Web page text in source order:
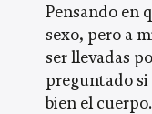
Pensando en
sexo, pero a
ser llevadas
preguntado si
bien el